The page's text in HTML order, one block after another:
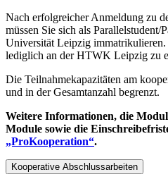
Nach erfolgreicher Anmeldung zu
müssen Sie sich als Parallelstudent/
Universität Leipzig immatrikulieren.
lediglich an der HTWK Leipzig zu
Die Teilnahmekapazitäten am
und in der Gesamtanzahl begrenzt.
Weitere Informationen, die
Module sowie die
„ProKooperation“.
Kooperative Abschlussarbeiten